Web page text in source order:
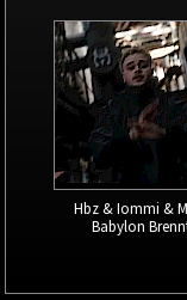
Hbz & Iommi &
Babylon